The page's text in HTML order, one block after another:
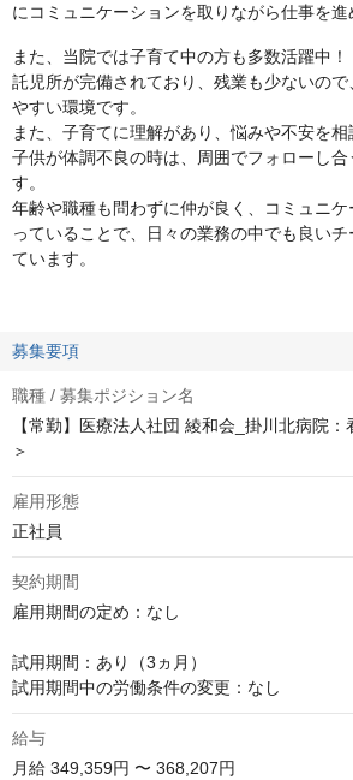
にコミュニケーションを取りながら仕事を進
また、当院では子育て中の方も多数活躍中！
託児所が完備されており、残業も少ないの
やすい環境です。
また、子育てに理解があり、悩みや不安を相
子供が体調不良の時は、周囲でフォローし合
す。
年齢や職種も問わずに仲が良く、コミュニ
っていることで、日々の業務の中でも良い
ています。
募集要項
職種 / 募集ポジション名
【常勤】医療法人社団 綾和会_掛川北病院
＞
雇用形態
正社員
契約期間
雇用期間の定め：なし
試用期間：あり（3ヵ月）
試用期間中の労働条件の変更：なし
給与
月給 349,359円 〜 368,207円